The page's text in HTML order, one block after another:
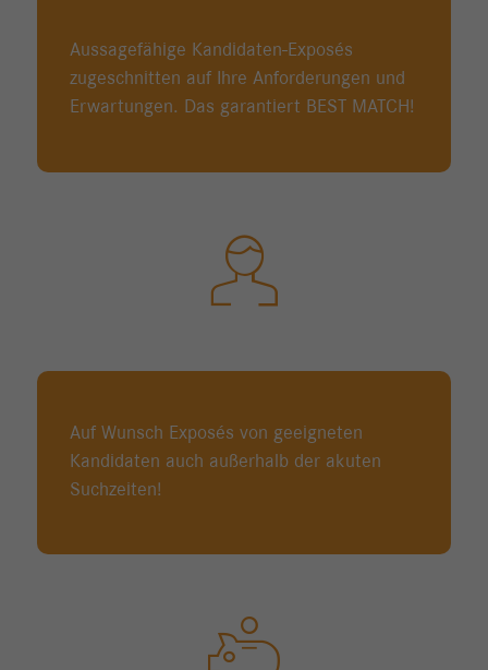
Aussagefähige Kandidaten-Exposés
zugeschnitten auf Ihre Anforderungen und
Erwartungen. Das garantiert BEST MATCH!
Auf Wunsch Exposés von geeigneten
Kandidaten auch außerhalb der akuten
Suchzeiten!